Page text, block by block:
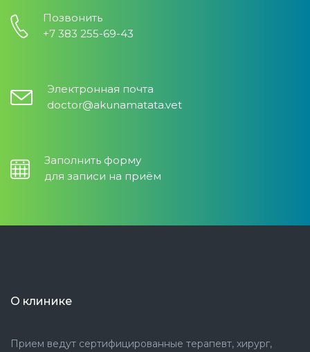
Позвонить
+7 383 255-69-43
Электронная почта
doctor@akunamatata.vet
Заполнить форму
для записи на приём
О клинике
Прием ведут сертифицированные терапевт, хирург,